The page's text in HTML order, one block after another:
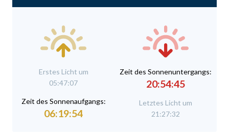
Erstes Licht um
05:47:07
Zeit des Sonnenaufgangs:
06:19:54
Zeit des Sonnenuntergangs:
20:54:45
Letztes Licht um
21:27:32